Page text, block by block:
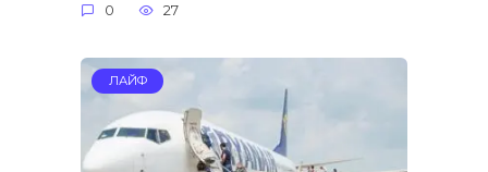
0 27
ЛАЙФ